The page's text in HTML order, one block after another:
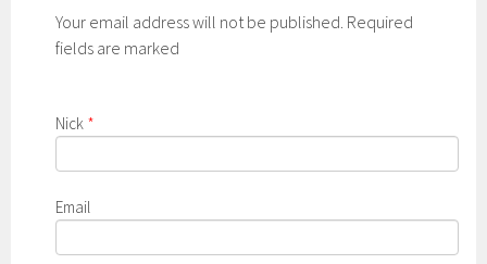
Your email address will not be published. Required
fields are marked
Nick *
Email